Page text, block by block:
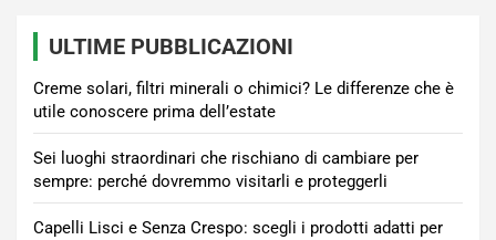
ULTIME PUBBLICAZIONI
Creme solari, filtri minerali o chimici? Le differenze che è
utile conoscere prima dell’estate
Sei luoghi straordinari che rischiano di cambiare per
sempre: perché dovremmo visitarli e proteggerli
Capelli Lisci e Senza Crespo: scegli i prodotti adatti per